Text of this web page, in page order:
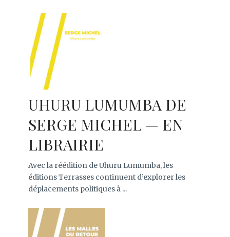
UHURU LUMUMBA DE
SERGE MICHEL — EN
LIBRAIRIE
Avec la réédition de Uhuru Lumumba, les
éditions Terrasses continuent d’explorer les
déplacements politiques à ...